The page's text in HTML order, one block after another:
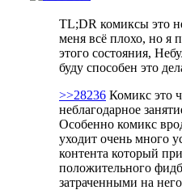
TL;DR комиксы это
меня всё плохо, но я
этого состояния,
буду способен это
>>28236 Комикс это
неблагодарное
Особенно комикс
уходит очень много
контента который
положительного
затраченными на